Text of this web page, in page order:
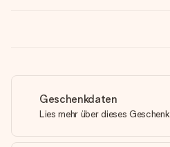
Geschenkdaten
Lies mehr über dieses Geschenk